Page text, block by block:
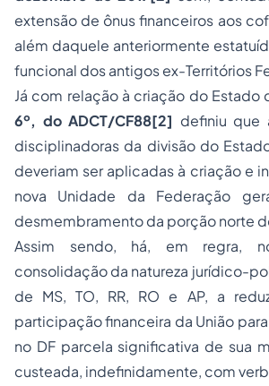
extensão de ônus financeiros aos
além daquele anteriormente
funcional dos antigos ex-Territórios
Já com relação à criação do Estado
6º, do ADCT/CF88[2] definiu que
disciplinadoras da divisão do
deveriam ser aplicadas à criação e
nova Unidade da Federação
desmembramento da porção norte
Assim sendo, há, em regra,
consolidação da natureza jurídico-
de MS, TO, RR, RO e AP, a
participação financeira da União
no DF parcela significativa de sua
custeada, indefinidamente, com